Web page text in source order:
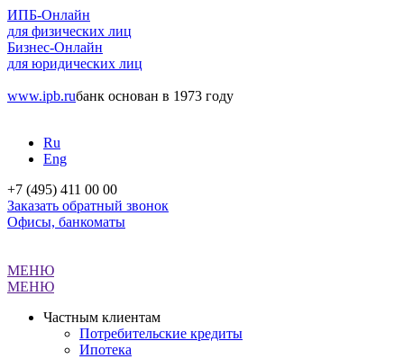
ИПБ-Онлайн
для физических лиц
Бизнес-Онлайн
для юридических лиц
www.ipb.ruбанк основан в 1973 году
Ru
Eng
+7 (495) 411 00 00
Заказать обратный звонок
Офисы, банкоматы
МЕНЮ
МЕНЮ
Частным клиентам
Потребительские кредиты
Ипотека